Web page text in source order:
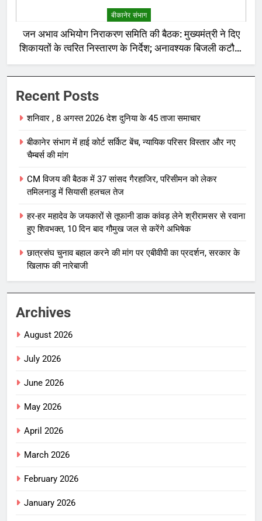
बीकानेर संभाग
जन अभाव अभियोग निराकरण समिति की बैठक: मुख्यमंत्री ने दिए
शिकायतों के त्वरित निस्तारण के निर्देश; अनावश्यक बिजली कटौती
पर सख्त रुख
Recent Posts
शनिवार , 8 अगस्त 2026 देश दुनिया के 45 ताजा समाचार
बीकानेर संभाग में हाई कोर्ट सर्किट बेंच, न्यायिक परिसर विस्तार और नए
चैम्बर्स की मांग
CM विजय की बैठक में 37 सांसद गैरहाजिर, परिसीमन को लेकर
तमिलनाडु में सियासी हलचल तेज
हर-हर महादेव के जयकारों से तूफानी डाक कांवड़ लेने श्रीरामसर से रवाना
हुए शिवभक्त, 10 दिन बाद गौमुख जल से करेंगे अभिषेक
छात्रसंघ चुनाव बहाल करने की मांग पर एबीवीपी का प्रदर्शन, सरकार के
खिलाफ की नारेबाजी
Archives
August 2026
July 2026
June 2026
May 2026
April 2026
March 2026
February 2026
January 2026